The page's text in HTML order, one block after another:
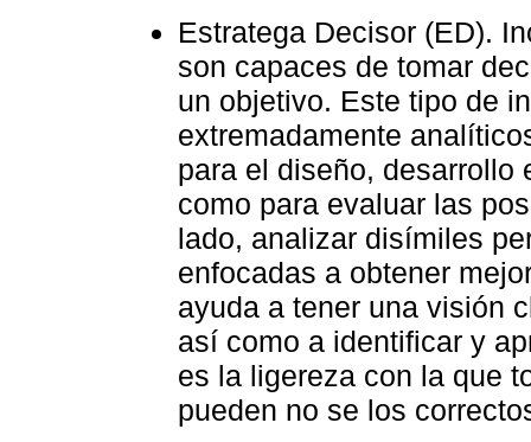
Estratega Decisor (ED).
son capaces de tomar
un objetivo. Este tipo de
extremadamente
para el diseño, desarrollo
como para evaluar las
lado, analizar disímiles
enfocadas a obtener
ayuda a tener una visión
así como a identificar y
es la ligereza con la que
pueden no se los